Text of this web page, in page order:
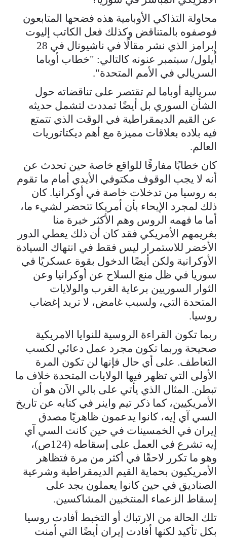
محاولة التذاكي الأوبامية هذه فضحها المتابعون
فوصفوه بالمتناقض وكذلك فعل الكاتب إليوت
إبرامز الذي نشر مقالًا في ناشيونال في 28
أيلول/ سبتمبر عنونه كالتالي: "خطاب أوباما
السريالي في الأمم المتحدة".
سريالية أوباما لم تقتصر على تناقضاته حول
الشأن السوري بل أيضًا تمددت لتشمل حديثه
عن القيم الديمقراطية في الوقت الذي تتمتع
فيه بلاده بعلاقات مميزة مع أهم ديكتاتوريات
العالم.
كان خطابًا مفارقًا للواقع خاصة حين تحدث عن
أنه لا يجب الوقوف مكتوفي الأيدي أمام ما تقوم
به روسيا من تدخلات خاصة في أوكرانيا. كان
ذلك لمجرد الإيحاء بأن أمريكا تتحضر لشيء ما،
أما ما فهمه الروس وهم الأكثر خبرة منا
بغريمهم الأمريكي فقد كان أن ذلك يعطي الدور
الأخضر للاستمرار ليس فقط في انتهاك السيادة
الأوكرانية ولكن أيضًا الدخول بقوة عسكريًا في
سوريا في ظل منع السلاح عن أوكرانيا وعن
الثوار السوريين برعاية الغرب والولايات
المتحدة التي، ولسبب غامض، لا تريد إغضاب
روسيا.
ربما تكون القراءة الروسية للنوايا الامريكية
صحيحة وربما تكون مجرد عمل دعائي لكسب
التعاطف. على أي حال فإنها لن تكون المرة
الأولى التي تظهر فيها الولايات المتحدة خلاف ما
تبطن. المثال الذي يأتي على بالي الآن هو أن
الأمريكيين، كما ذكر تيم واينر في كتابه عن تاريخ
السي آي إيه، كانوا يدعمون ظاهريًا مصدق
إيران في الخمسينات في حين كانت السي آي
إيه تشرع في العمل على إسقاطه (124ص)،
وهو ما تكرر لاحقًا في أكثر من مرة فتظاهر
الأمريكيون بحماية القيم الديمقراطية وشرعية
الصناديق في حين كانوا يعملون بجد على
إسقاط الزعماء المنتخبين المشاكسين.
تلك الحالة من الارتباك أو التخبط أفادت روسيا
بكل تأكيد لكنها أفادت إيران أيضًا التي أمنت